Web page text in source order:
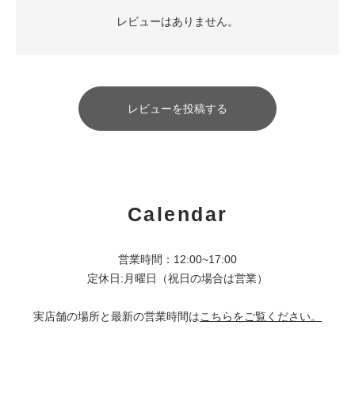
レビューはありません。
レビューを投稿する
Calendar
営業時間：12:00~17:00
定休日:月曜日（祝日の場合は営業）
実店舗の場所と最新の営業時間はこちらをご覧ください。